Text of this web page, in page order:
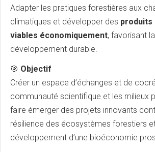
Adapter les pratiques forestières aux
climatiques et développer des produits
viables économiquement, favorisant
développement durable.
🎯 Objectif
Créer un espace d’échanges et de
communauté scientifique et les milieux
faire émerger des projets innovants
résilience des écosystèmes forestiers
développement d’une bioéconomie